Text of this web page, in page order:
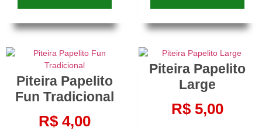
Piteira Papelito
Fun Tradicional
R$ 4,00
Piteira Papelito
Large
R$5,00